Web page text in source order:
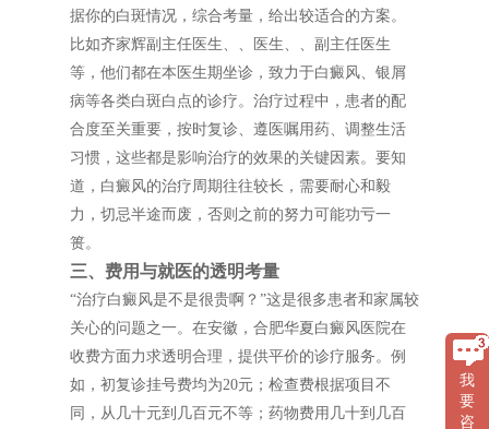
据你的白斑情况，综合考量，给出较适合的方案。
比如齐家辉副主任医生、、医生、、副主任医生
等，他们都在本医生期坐诊，致力于白癜风、银屑
病等各类白斑白点的诊疗。治疗过程中，患者的配
合度至关重要，按时复诊、遵医嘱用药、调整生活
习惯，这些都是影响治疗的效果的关键因素。要知
道，白癜风的治疗周期往往较长，需要耐心和毅
力，切忌半途而废，否则之前的努力可能功亏一
篑。
三、费用与就医的透明考量
“治疗白癜风是不是很贵啊？”这是很多患者和家属较
关心的问题之一。在安徽，合肥华夏白癜风医院在
收费方面力求透明合理，提供平价的诊疗服务。例
如，初复诊挂号费均为20元；检查费根据项目不
同，从几十元到几百元不等；药物费用几十到几百
我
要
咨